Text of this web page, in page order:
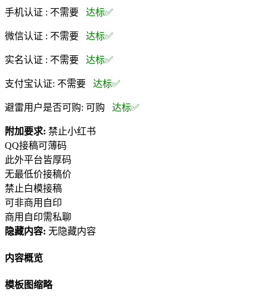
手机认证 : 不需要 达标✅
微信认证 : 不需要 达标✅
实名认证 : 不需要 达标✅
支付宝认证: 不需要 达标✅
避雷用户是否可购: 可购 达标✅
附加要求: 禁止小红书
QQ接稿可薄码
此外平台皆厚码
无最低价接稿价
禁止白模接稿
可非商用自印
商用自印需私聊
隐藏内容: 无隐藏内容
内容概览
模板图缩略